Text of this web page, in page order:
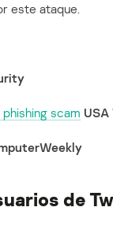
este ataque.
scam USA
de